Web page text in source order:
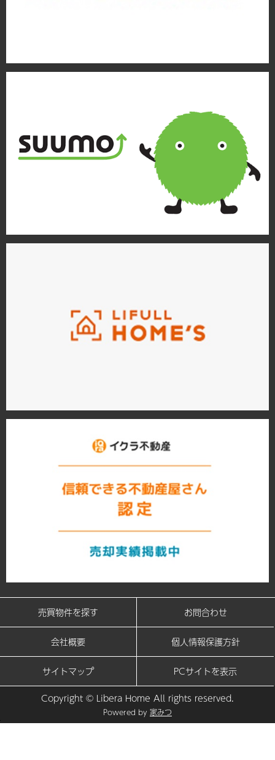
売買物件を探す お問合わせ
会社概要 個人情報保護方針
サイトマップ
PCサイトを表示
Copyright © Libera Home All rights reserved.
Powered by 家みつ